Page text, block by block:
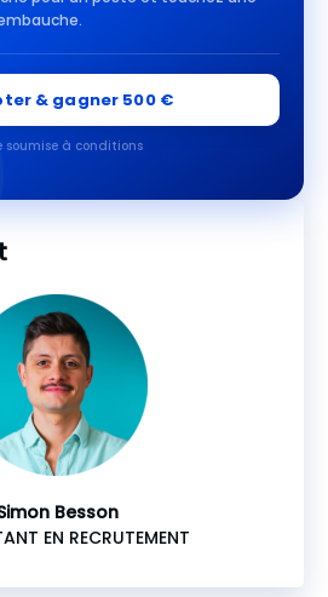
& gagner 500 €
soumise à conditions
Besson
EN RECRUTEMENT